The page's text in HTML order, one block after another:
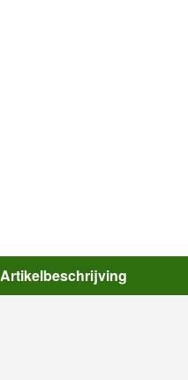
Artikelbeschrijving